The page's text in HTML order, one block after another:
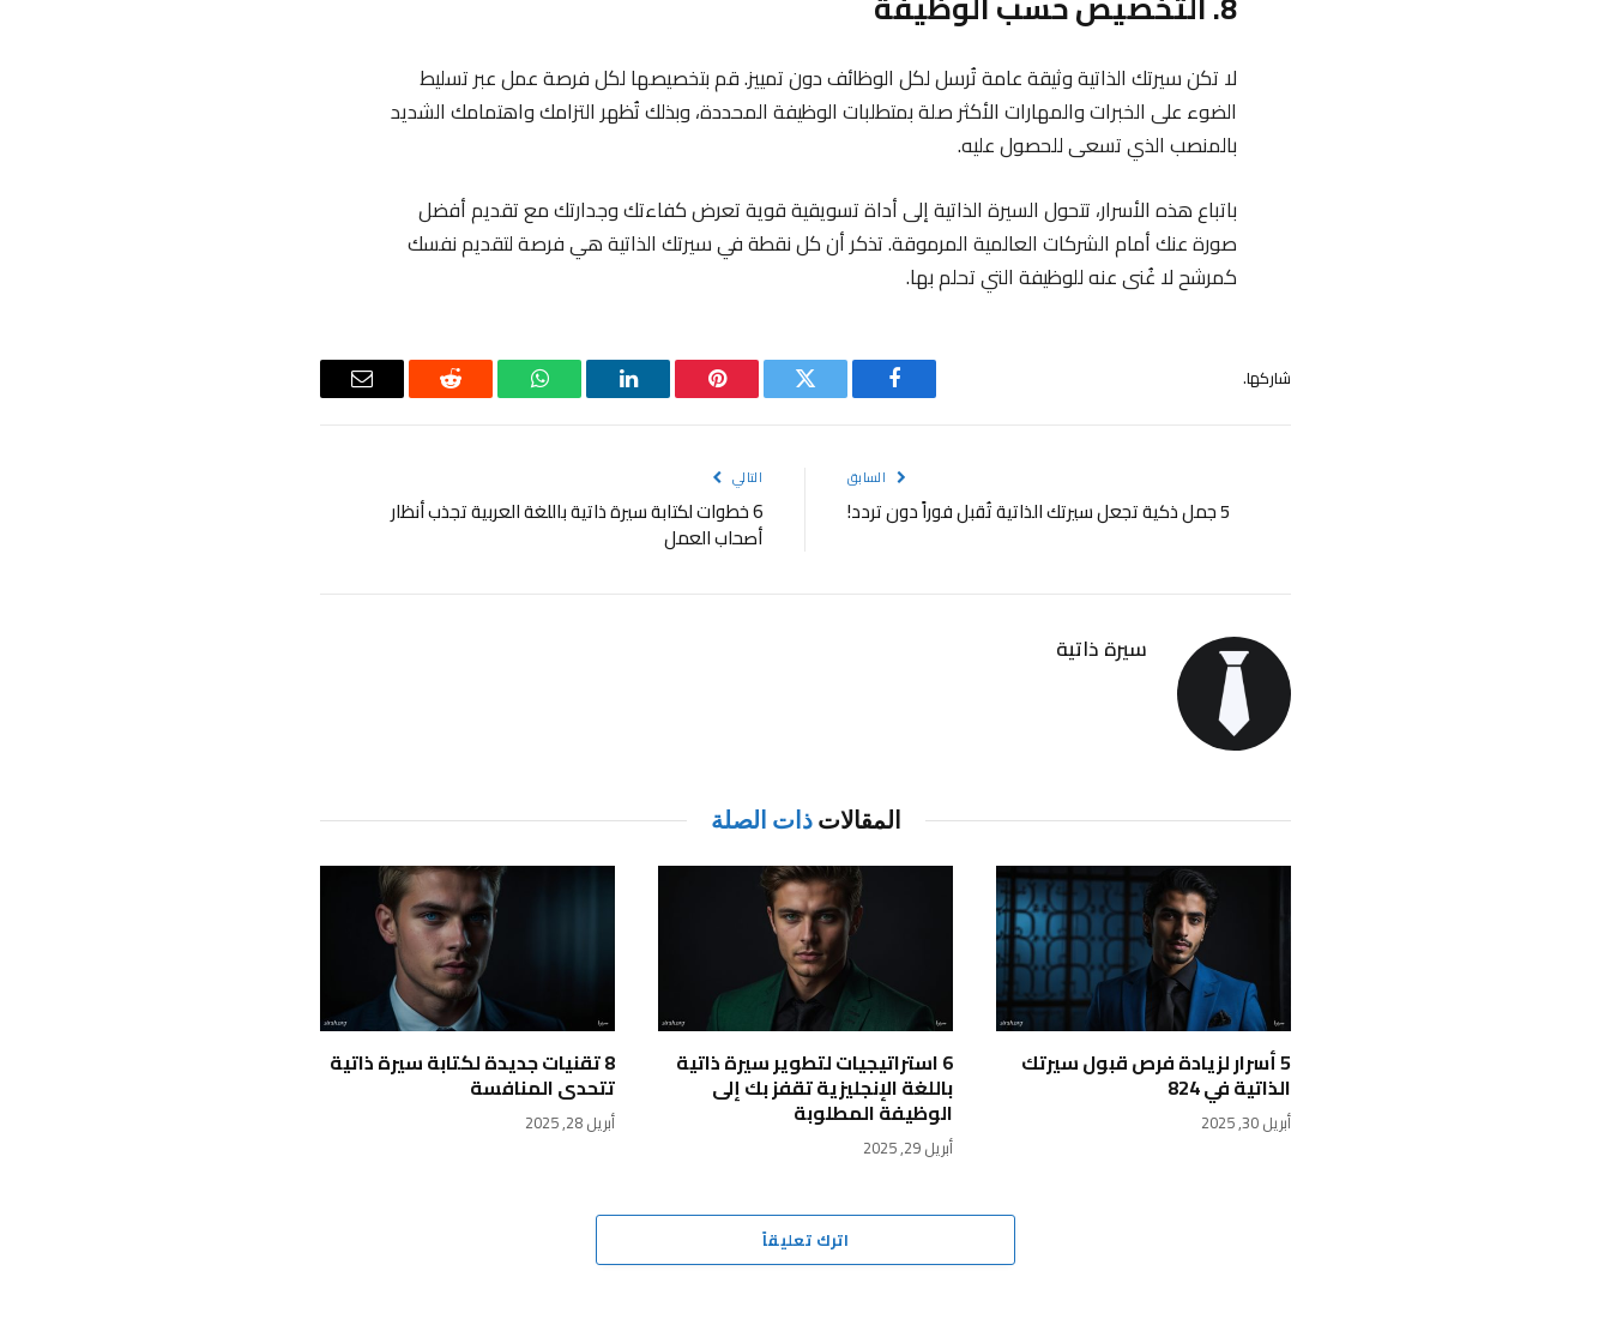
لا تكن سيرتك الذاتية وثيقة عامة تُرسل لكل الوظائف دون تمييز. قم بتخصيصها لكل فرصة عمل عبر تسليط
الضوء على الخبرات والمهارات الأكثر صلة بمتطلبات الوظيفة المحددة، وبذلك تُظهر التزامك واهتمامك الشديد
بالمنصب الذي تسعى للحصول عليه.
باتباع هذه الأسرار، تتحول السيرة الذاتية إلى أداة تسويقية قوية تعرض كفاءتك وجدارتك مع تقديم أفضل
صورة عنك أمام الشركات العالمية المرموقة. تذكر أن كل نقطة في سيرتك الذاتية هي فرصة لتقديم نفسك
كمرشح لا غُنى عنه للوظيفة التي تحلم بها.
شاركها.
فيسبوك تويتر بينتيريستلينكدإن واتساب رديت
البريد
السابق
5 جمل ذكية تجعل سيرتك الذاتية تُقبل فوراً دون تردد!
التالي
6 خطوات لكتابة سيرة ذاتية باللغة العربية تجذب أنظار
أصحاب العمل
سيرة ذاتية
المقالاتذات الصلة
5 أسرار لزيادة فرص قبول سيرتك
الذاتية في 824
أبريل 30, 2025
6 استراتيجيات لتطوير سيرة ذاتية
باللغة الإنجليزية تقفز بك إلى
الوظيفة المطلوبة
أبريل 29, 2025
8 تقنيات جديدة لكتابة سيرة ذاتية
تتحدى المنافسة
أبريل 28, 2025
اترك تعليقاً